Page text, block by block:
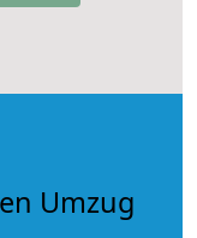
Umzug